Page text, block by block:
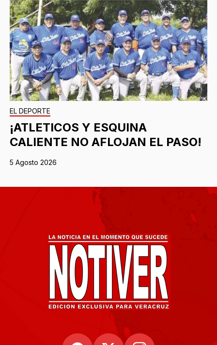
EL DEPORTE
¡ATLETICOS Y ESQUINA
CALIENTE NO AFLOJAN EL PASO!
5 Agosto 2026